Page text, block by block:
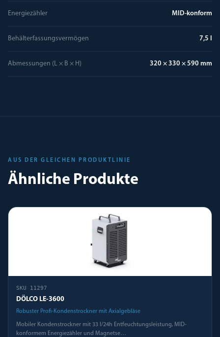
Energiezähler MID-konform
Behälterfassungsvermögen 7,5 l
Abmessungen (L × B × H) 320 × 330 × 590 mm
AUS DER GLEICHEN PRODUKTLINIE
Ähnliche Produkte
SKU 11297
DÖLCO LE-3600
Robuster Profi-Kondenstrockner mit Axialgebläse
Mobiler Kondenstrockner mit 33 l/24h Entfeuchtungsleistung, MID-
konformem Energiezähler und Magnetse…